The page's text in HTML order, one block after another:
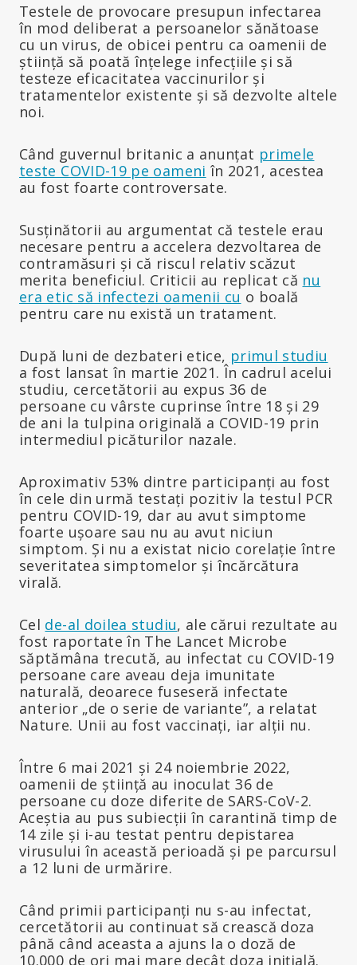
Testele de provocare presupun infectarea
în mod deliberat a persoanelor sănătoase
cu un virus, de obicei pentru ca oamenii de
știință să poată înțelege infecțiile și să
testeze eficacitatea vaccinurilor și
tratamentelor existente și să dezvolte altele
noi.
Când guvernul britanic a anunțat primele
teste COVID-19 pe oameni în 2021, acestea
au fost foarte controversate.
Susținătorii au argumentat că testele erau
necesare pentru a accelera dezvoltarea de
contramăsuri și că riscul relativ scăzut
merita beneficiul. Criticii au replicat că nu
era etic să infectezi oamenii cu o boală
pentru care nu există un tratament.
După luni de dezbateri etice, primul studiu
a fost lansat în martie 2021. În cadrul acelui
studiu, cercetătorii au expus 36 de
persoane cu vârste cuprinse între 18 și 29
de ani la tulpina originală a COVID-19 prin
intermediul picăturilor nazale.
Aproximativ 53% dintre participanți au fost
în cele din urmă testați pozitiv la testul PCR
pentru COVID-19, dar au avut simptome
foarte ușoare sau nu au avut niciun
simptom. Și nu a existat nicio corelație între
severitatea simptomelor și încărcătura
virală.
Cel de-al doilea studiu, ale cărui rezultate au
fost raportate în The Lancet Microbe
săptămâna trecută, au infectat cu COVID-19
persoane care aveau deja imunitate
naturală, deoarece fuseseră infectate
anterior „de o serie de variante”, a relatat
Nature. Unii au fost vaccinați, iar alții nu.
Între 6 mai 2021 și 24 noiembrie 2022,
oamenii de știință au inoculat 36 de
persoane cu doze diferite de SARS-CoV-2.
Aceștia au pus subiecții în carantină timp de
14 zile și i-au testat pentru depistarea
virusului în această perioadă și pe parcursul
a 12 luni de urmărire.
Când primii participanți nu s-au infectat,
cercetătorii au continuat să crească doza
până când aceasta a ajuns la o doză de
10.000 de ori mai mare decât doza inițială.